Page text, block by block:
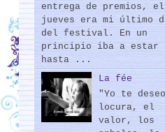
entrega de premios, el
jueves era mi último
del festival. En un
principio iba a estar
hasta ...
La fée
"Yo te
locura, el
valor, los